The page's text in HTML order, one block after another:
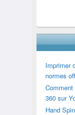
Imprimer
normes
360 sur
Hand